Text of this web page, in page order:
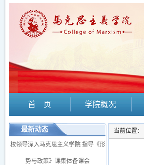
首 页 学院概况
最新动态
校领导深入马克思主义学院 指导《形
势与政策》课集体备课会
当前位置：